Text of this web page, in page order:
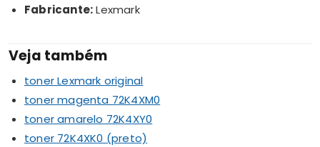
Fabricante:Lexmark
Veja também
toner Lexmark original
toner magenta 72K4XM0
toner amarelo 72K4XY0
toner 72K4XK0 (preto)